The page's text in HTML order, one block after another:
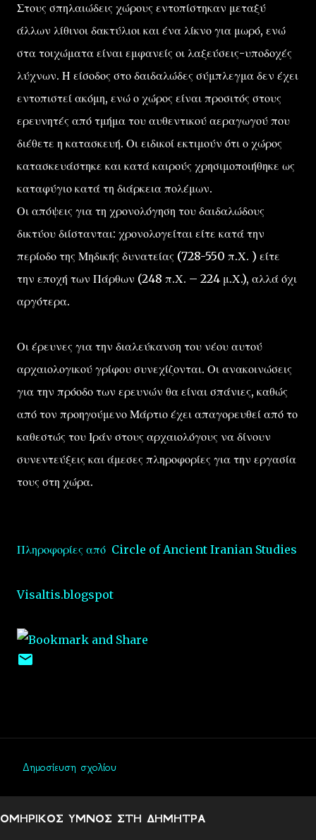
Στους σπηλαιώδεις χώρους εντοπίστηκαν μεταξύ
άλλων λίθινοι δακτύλιοι και ένα λίκνο για μωρό, ενώ
στα τοιχώματα είναι εμφανείς οι λαξεύσεις-υποδοχές
λύχνων. Η είσοδος στο δαιδαλώδες σύμπλεγμα δεν έχει
εντοπιστεί ακόμη, ενώ ο χώρος είναι προσιτός στους
ερευνητές από τμήμα του αυθεντικού αεραγωγού που
διέθετε η κατασκευή. Οι ειδικοί εκτιμούν ότι ο χώρος
κατασκευάστηκε και κατά καιρούς χρησιμοποιήθηκε ως
καταφύγιο κατά τη διάρκεια πολέμων.
Οι απόψεις για τη χρονολόγηση του δαιδαλώδους
δικτύου διίστανται: χρονολογείται είτε κατά την
περίοδο της Μηδικής δυνατείας (728-550 π.Χ. ) είτε
την εποχή των Πάρθων (248 π.Χ. – 224 μ.Χ.), αλλά όχι
αργότερα.
Οι έρευνες για την διαλεύκανση του νέου αυτού
αρχαιολογικού γρίφου συνεχίζονται. Οι ανακοινώσεις
για την πρόοδο των ερευνών θα είναι σπάνιες, καθώς
από τον προηγούμενο Μάρτιο έχει απαγορευθεί από το
καθεστώς του Ιράν στους αρχαιολόγους να δίνουν
συνεντεύξεις και άμεσες πληροφορίες για την εργασία
τους στη χώρα.
Πληροφορίες από Circle of Ancient Iranian Studies
Visaltis.blogspot
ό
Δημοσίευση σχολίου
ΟΜΗΡΙΚΟΣ ΥΜΝΟΣ ΣΤΗ ΔΗΜΗΤΡΑ